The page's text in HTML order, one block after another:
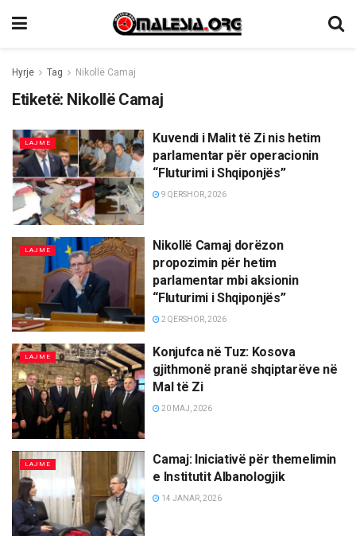
Hyrje Tag Nikollë Camaj
Etiketë: Nikollë Camaj
LAJME
Kuvendi i Malit të Zi nis hetim
parlamentar për operacionin
“Fluturimi i Shqiponjës”
9 QERSHOR, 2026
LAJME
Nikollë Camaj dorëzon
propozimin për hetim
parlamentar mbi aksionin
“Fluturimi i Shqiponjës”
2 QERSHOR, 2026
LAJME
Konjufca në Tuz: Kosova
gjithmonë pranë shqiptarëve në
Mal të Zi
20 MAJ, 2026
LAJME
Camaj: Iniciativë për themelimin
e Institutit Albanologjik
14 JANAR, 2026